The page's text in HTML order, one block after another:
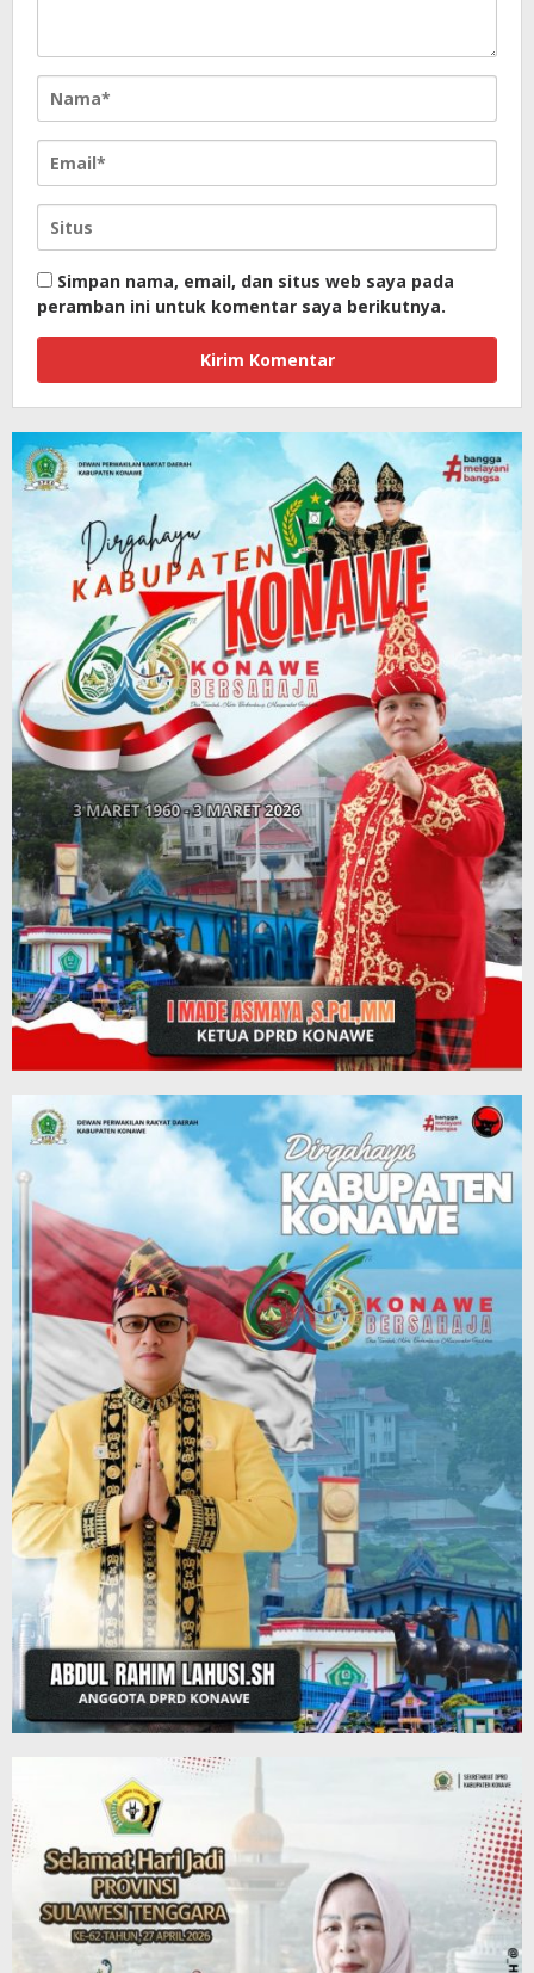
Simpan nama, email, dan situs web saya pada
peramban ini untuk komentar saya berikutnya.